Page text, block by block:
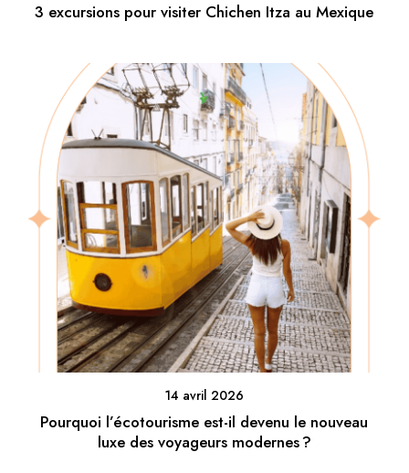
3 excursions pour visiter Chichen Itza au Mexique
14 avril 2026
Pourquoi l’écotourisme est-il devenu le nouveau
luxe des voyageurs modernes ?